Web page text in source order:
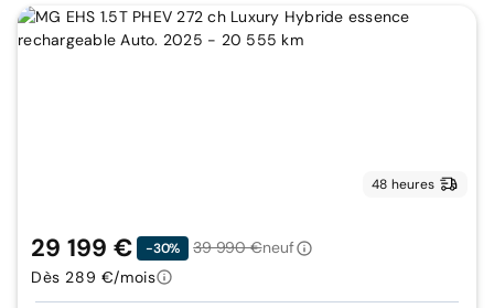
48 heures
29 199 € -30% 39 990 €neuf
Dès 289 €/mois